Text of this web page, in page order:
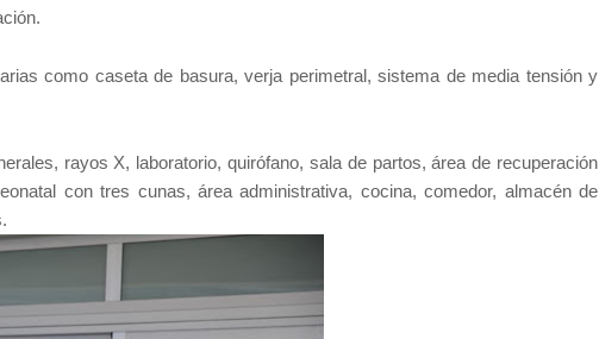
como caseta de basura, verja perimetral, sistema de media tensión y
rayos X, laboratorio, quirófano, sala de partos, área de recuperación
con tres cunas, área administrativa, cocina, comedor, almacén de